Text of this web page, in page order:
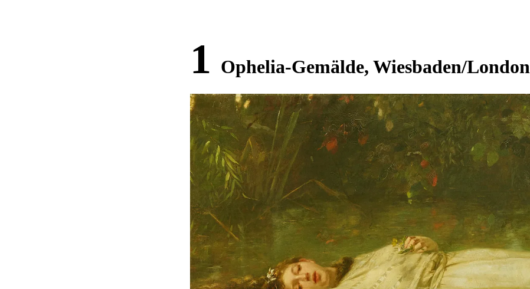
1 Ophelia-Gemälde, Wiesbaden/London